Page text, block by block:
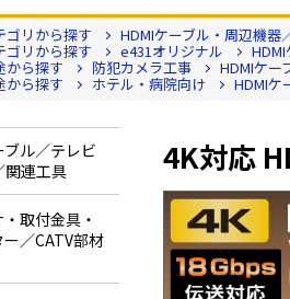
ゴリから探す HDMIケーブル・周辺機器
ゴリから探す e431オリジナル
から探す 防犯カメラ工事 HDMIケー
から探す ホテル・病院向け HDMIケ
ブル／テレビ
関連工具
取付金具・
ー／CATV部材
4K対応